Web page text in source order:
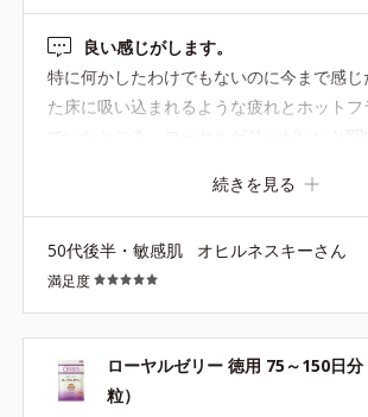
良い感じがします。
特に何かしたわけでもないのに今まで感じ
た床に吸い込まれるような疲れとホット
るというようなものではないですが、飲み
じなくなっていました。 なぜかどうしても
あの倦怠感も気が付けば気にならないほど
元気になるというより、気が付けば普通
いう感じです。 アレルギーが怖くてなか
った商品でしたが、今のところ大丈夫です
療法は抵抗があって踏み出せなくても、こ
続きを見る
50代後半・敏感肌 オヒルネスキーさん
満足度
ローヤルゼリー 徳用 75～150日
粒）